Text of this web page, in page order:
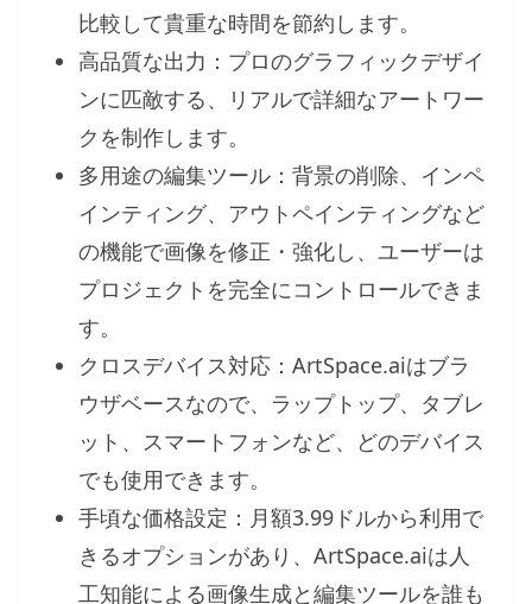
比較して貴重な時間を節約します。
高品質な出力：プロのグラフィックデザイ
ンに匹敵する、リアルで詳細なアートワー
クを制作します。
多用途の編集ツール：背景の削除、インペ
インティング、アウトペインティングなど
の機能で画像を修正・強化し、ユーザーは
プロジェクトを完全にコントロールできま
す。
クロスデバイス対応：ArtSpace.aiはブラ
ウザベースなので、ラップトップ、タブレ
ット、スマートフォンなど、どのデバイス
でも使用できます。
手頃な価格設定：月額3.99ドルから利用で
きるオプションがあり、ArtSpace.aiは人
工知能による画像生成と編集ツールを誰も